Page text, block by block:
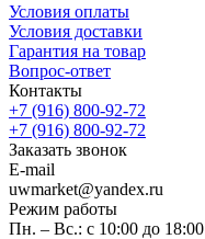
Условия оплаты
Условия доставки
Гарантия на товар
Вопрос-ответ
Контакты
+7 (916) 800-92-72
+7 (916) 800-92-72
Заказать звонок
E-mail
uwmarket@yandex.ru
Режим работы
Пн. – Вс.: с 10:00 до 18:00